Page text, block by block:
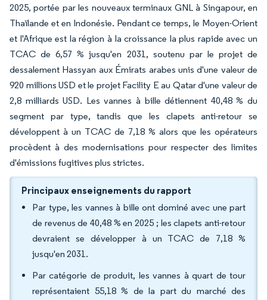
2025, portée par les nouveaux terminaux GNL à Singapour, en
Thaïlande et en Indonésie. Pendant ce temps, le Moyen-Orient
et l'Afrique est la région à la croissance la plus rapide avec un
TCAC de 6,57 % jusqu'en 2031, soutenu par le projet de
dessalement Hassyan aux Émirats arabes unis d'une valeur de
920 millions USD et le projet Facility E au Qatar d'une valeur de
2,8 milliards USD. Les vannes à bille détiennent 40,48 % du
segment par type, tandis que les clapets anti-retour se
développent à un TCAC de 7,18 % alors que les opérateurs
procèdent à des modernisations pour respecter des limites
d'émissions fugitives plus strictes.
Principaux enseignements du rapport
Par type, les vannes à bille ont dominé avec une part
de revenus de 40,48 % en 2025 ; les clapets anti-retour
devraient se développer à un TCAC de 7,18 %
jusqu'en 2031.
Par catégorie de produit, les vannes à quart de tour
représentaient 55,18 % de la part du marché des